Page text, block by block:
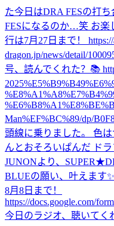
た今日はDRA FESの打
FESになるのか…笑 お楽
行は7月27日まで！ https://
dragon.jp/news/detail/
号、読んでくれた？📚
Man%EF%BC%89/dp/
頭線に乗りました。 色
んとおそろいぱんだ ド
JUNONより、
BLUEの願い、叶えます
8月8日まで！
https://docs.google.com/
今日のラジオ、聴いてく